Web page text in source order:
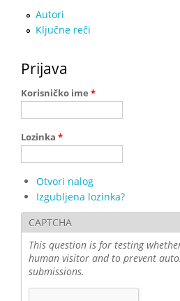
Autori
Ključne reči
Prijava
Korisničko ime *
Lozinka *
Otvori nalog
Izgubljena lozinka?
CAPTCHA
This question is for testing
human visitor and to prevent
submissions.